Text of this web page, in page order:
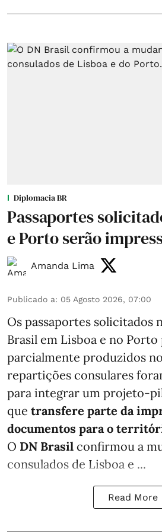
Diplomacia BR
Passaportes
e Porto serão
Amanda Lima
Publicado a: 05 Agosto 2026, 07:00
Os passaportes solicitados
Brasil em Lisboa e no Porto
parcialmente produzidos
repartições consulares
para integrar um projeto-
que transfere parte da
documentos para o
O DN Brasil confirmou a
consulados de Lisboa e ...
Read More